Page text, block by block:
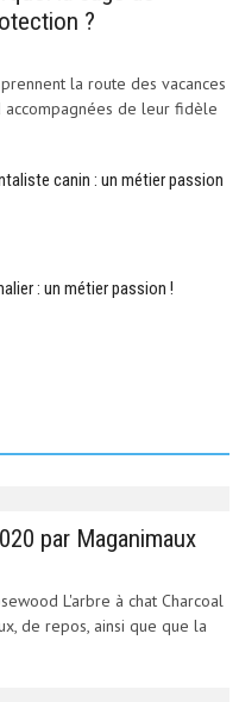
?
la route des vacances
de leur fidèle
canin : un métier passion
: un métier passion !
par Maganimaux
L'arbre à chat Charcoal
de repos, ainsi que que la